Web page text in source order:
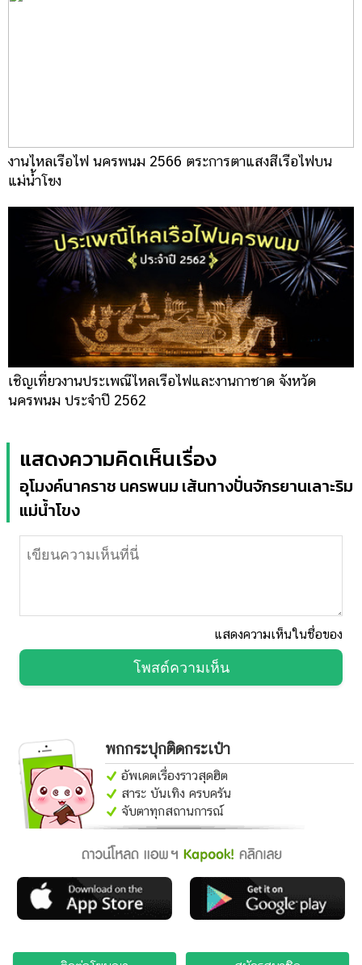
งานไหลเรือไฟ นครพนม 2566 ตระการตาแสงสีเรือไฟบน
แม่น้ำโขง
เชิญเที่ยวงานประเพณีไหลเรือไฟและงานกาชาด จังหวัด
นครพนม ประจำปี 2562
แสดงความคิดเห็นเรื่อง
อุโมงค์นาคราช นครพนม เส้นทางปั่นจักรยานเลาะริม
แม่น้ำโขง
แสดงความเห็นในชื่อของ
โพสต์ความเห็น
พกกระปุกติดกระเป๋า
อัพเดตเรื่องราวสุดฮิต
สาระ บันเทิง ครบครัน
จับตาทุกสถานการณ์